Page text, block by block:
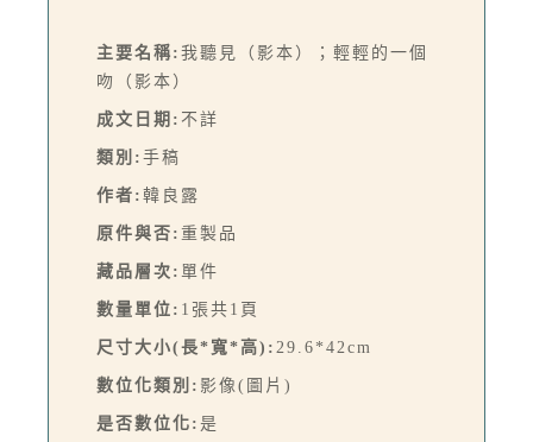
主要名稱: 我聽見（影本）；輕輕的一個
吻（影本）
成文日期: 不詳
類別: 手稿
作者: 韓良露
原件與否: 重製品
藏品層次: 單件
數量單位: 1張共1頁
尺寸大小(長*寬*高): 29.6*42cm
數位化類別: 影像(圖片)
是否數位化: 是